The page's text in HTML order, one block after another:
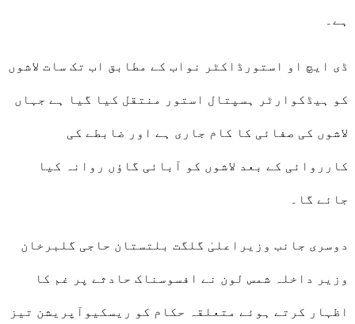
ہے۔
ڈی ایچ او استورڈاکٹر نواب کے مطابق اب تک سات لاشوں
کو ہیڈکوارٹر ہسپتال استور منتقل کیا گیا ہے جہاں
لاشوں کی صفائی کا کام جاری ہے اور ضابطے کی
کارروائی کے بعد لاشوں کو آبائی گاؤں روانہ کیا
جائے گا۔
دوسری جانب وزیراعلیٰ گلگت بلتستان حاجی گلبرخان
وزیر داخلہ شمس لون نے افسوسناک حادثے پر غم کا
اظہار کرتے ہوئے متعلقہ حکام کو ریسکیوآپریشن تیز